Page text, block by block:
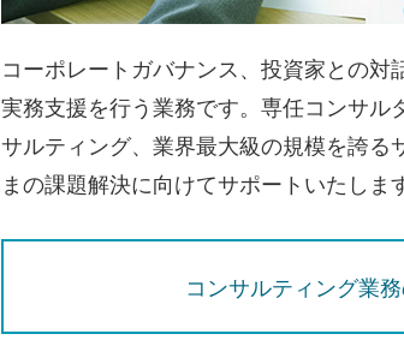
コーポレートガバナンス、投資家との対
実務支援を行う業務です。専任コンサル
サルティング、業界最大級の規模を誇る
まの課題解決に向けてサポートいたしま
コンサルティング業